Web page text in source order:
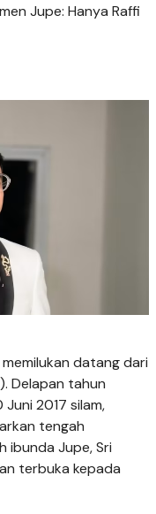
Jupe: Hanya Raffi
datang dari
Delapan tahun
2017 silam,
tengah
ibunda Jupe, Sri
terbuka kepada